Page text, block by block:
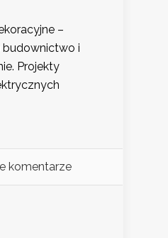
–
budownictwo i
Projekty
komentarze